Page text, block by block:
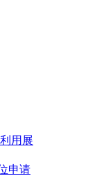
用展
申请